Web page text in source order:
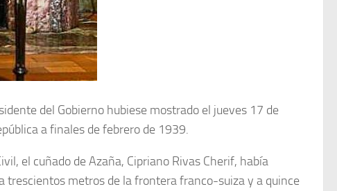
del Gobierno hubiese mostrado el jueves 17 de
a finales de febrero de 1939.
el cuñado de Azaña, Cipriano Rivas Cherif, había
trescientos metros de la frontera franco-suiza y a quince